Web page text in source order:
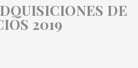
DE
2019